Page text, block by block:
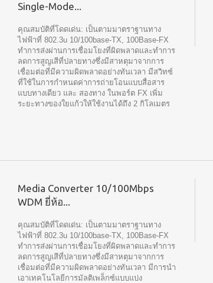
Single-Mode...
คุณสมบัติที่โดดเด่น: เป็นตามมาตราฐานทาง
ไฟฟ้าที่ 802.3u 10/100base-TX, 100Base-FX
ทำการส่งผ่านการเชื่อมโยงที่ผิดพลาดและทำการ
ลดการสูญเสีที่ปลายทางซึ่งมีสาหตุมาจากการ
เชื่อมต่อที่มีความผิดพลาดอย่างทันเวลา มีสวิทซ์
ที่ใช้ในการกำหนดค่าการถ่ายโอนแบบสื่อสาร
แบบทางเดียว และ สองทาง ในพอร์ต FX เพิ่ม
ระยะทางของใยแก้วให้ใช้งานได้ถึง 2 กิโลเมตร
Media Converter 10/100Mbps
WDM ยี่ห้อ...
คุณสมบัติที่โดดเด่น: เป็นตามมาตราฐานทาง
ไฟฟ้าที่ 802.3u 10/100base-TX, 100Base-FX
ทำการส่งผ่านการเชื่อมโยงที่ผิดพลาดและทำการ
ลดการสูญเสีที่ปลายทางซึ่งมีสาหตุมาจากการ
เชื่อมต่อที่มีความผิดพลาดอย่างทันเวลา มีการนำ
เอาเทคโนโลยีการมัลติเพล็กซ์แบบแบ่ง